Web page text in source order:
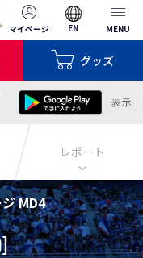
マイページ EN MENU
グッズ
レポート
MD4
]